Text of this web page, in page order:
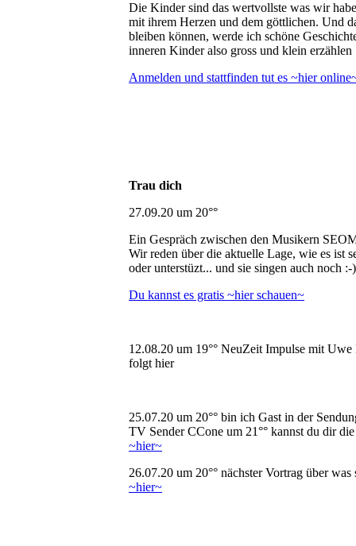
Die Kinder sind das wertvollste was wir
mit ihrem Herzen und dem göttlichen. Und
bleiben können, werde ich schöne
inneren Kinder also gross und klein erzählen
Anmelden und stattfinden tut es ~hier
Trau dich
27.09.20 um 20°°
Ein Gespräch zwischen den Musikern
Wir reden über die aktuelle Lage, wie es ist
oder unterstüzt... und sie singen auch noch :-)
Du kannst es gratis ~hier schauen~
12.08.20 um 19°° NeuZeit Impulse mit
folgt hier
25.07.20 um 20°° bin ich Gast in der
TV Sender CCone um 21°° kannst du dir
~hier~
26.07.20 um 20°° nächster Vortrag über was
~hier~